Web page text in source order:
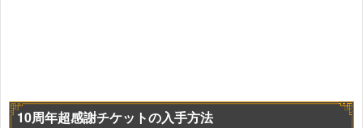
10周年超感謝チケットの入手方法